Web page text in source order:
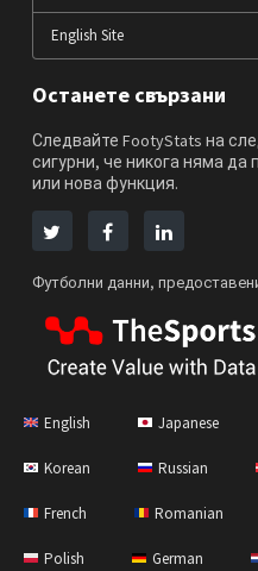
English Site
Останете свързани
Следвайте FootyStats на
сигурни, че никога няма да
или нова функция.
Футболни данни,
English Japanese
Korean Russian
French Romanian
Polish German